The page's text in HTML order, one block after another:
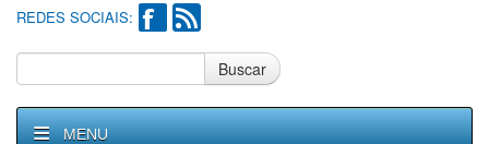
REDES SOCIAIS:
Buscar
MENU